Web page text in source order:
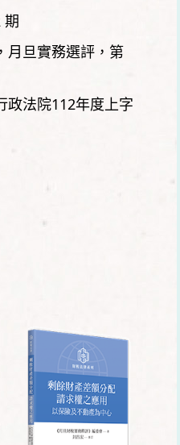
期
月旦實務選評， 第
法院112年度上字